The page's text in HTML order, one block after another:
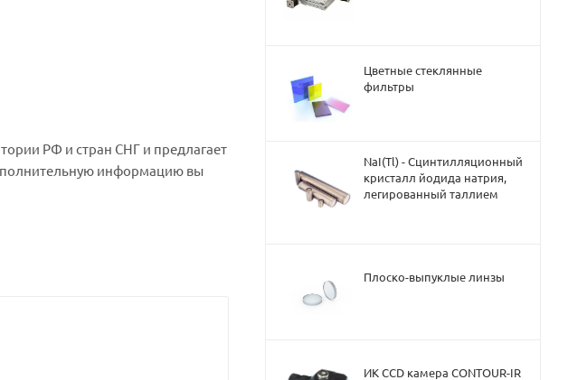
РФ и стран СНГ и предлагает
информацию вы
Цветные стеклянные
фильтры
NaI(Tl) - Сцинтилляционный
кристалл йодида натрия,
легированный таллием
Плоско-выпуклые линзы
ИК CCD камера CONTOUR-IR